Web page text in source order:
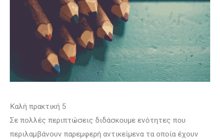
Καλή πρακτική 5
Σε πολλές περιπτώσεις διδάσκουμε ενότητες που
περιλαμβάνουν παρεμφερή αντικείμενα τα οποία έχουν